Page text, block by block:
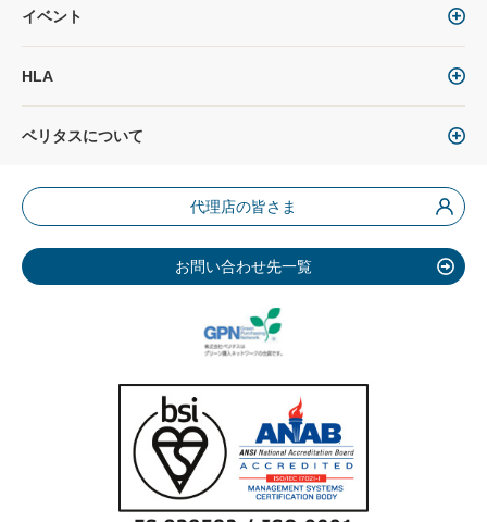
イベント
HLA
ベリタスについて
代理店の皆さま
お問い合わせ先一覧